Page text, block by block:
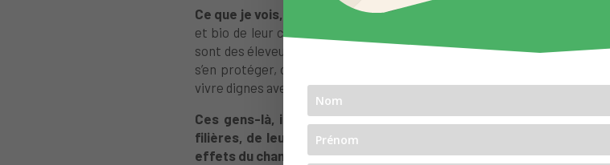
Ce que je vois, dans la Drôme et ailleurs,
ce sont des élus qui
et bio de leur cantine scolaire, ce sont des agriculteurs qui se
sont des éleveurs qui s’installent et ne demandent pas d’anéantir le
s’en protéger, ce sont des gens qui veulent vivre en paix avec les
vivre dignes avec des revenus décents pour un travail qui les rend fières.
Ces gens-là, ils nous demandent d’assurer leur autonomie,
filières, de leur garantir des prix rémunérateurs dans les
effets du changement climatique.